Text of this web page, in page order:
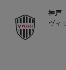
神戸
ヴィ